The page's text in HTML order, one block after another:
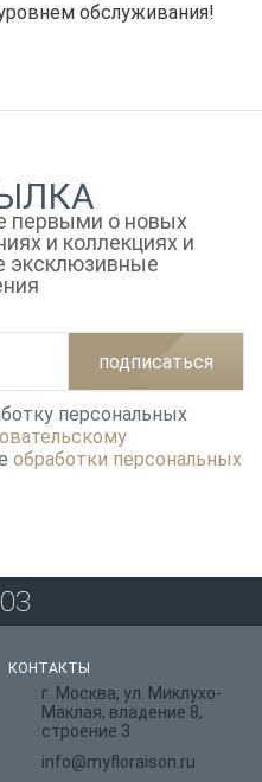
обслуживания!
первыми о новых
и коллекциях и
эксклюзивные
подписаться
персональных
обработки персональных
КОНТАКТЫ
г. Москва, ул. Миклухо-
Маклая, владение 8,
строение 3
info@myfloraison.ru